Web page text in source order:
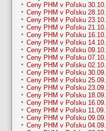
Ceny PHM v Poľsku 30.10.
Ceny PHM v Poľsku 28.10.
Ceny PHM v Poľsku 23.10.
Ceny PHM v Poľsku 21.10.
Ceny PHM v Poľsku 16.10.
Ceny PHM v Poľsku 14.10.
Ceny PHM v Poľsku 09.10.
Ceny PHM v Poľsku 07.10.
Ceny PHM v Poľsku 02.10.
Ceny PHM v Poľsku 30.09.
Ceny PHM v Poľsku 25.09.
Ceny PHM v Poľsku 23.09.
Ceny PHM v Poľsku 18.09.
Ceny PHM v Poľsku 16.09.
Ceny PHM v Poľsku 11.09.
Ceny PHM v Poľsku 09.09.
Ceny PHM v Poľsku 04.09.